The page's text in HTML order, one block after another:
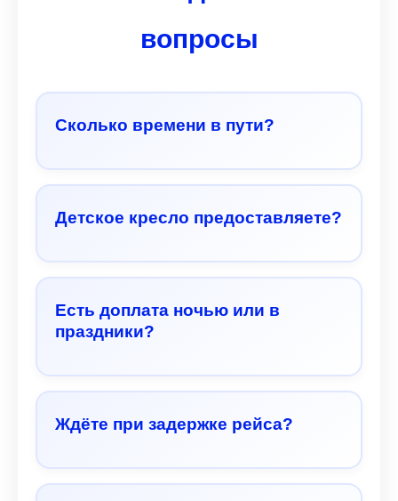
вопросы
Сколько времени в пути?
Детское кресло предоставляете?
Есть доплата ночью или в
праздники?
Ждёте при задержке рейса?